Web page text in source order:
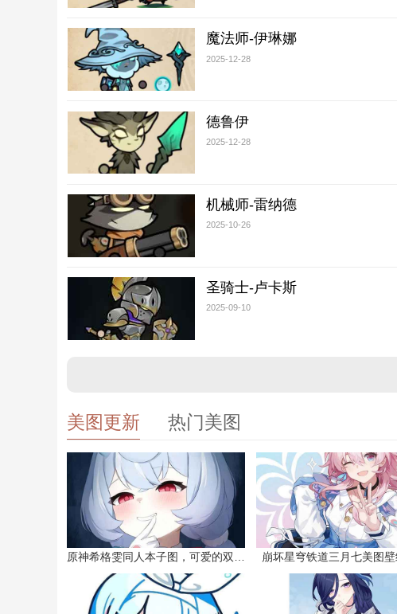
魔法师-伊琳娜
2025-12-28
德鲁伊
2025-12-28
机械师-雷纳德
2025-10-26
圣骑士-卢卡斯
2025-09-10
美图更新 热门美图
崩坏星穹铁道三月七美图